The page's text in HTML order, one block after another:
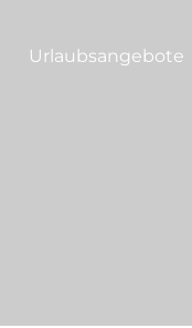
Urlaubsangebote